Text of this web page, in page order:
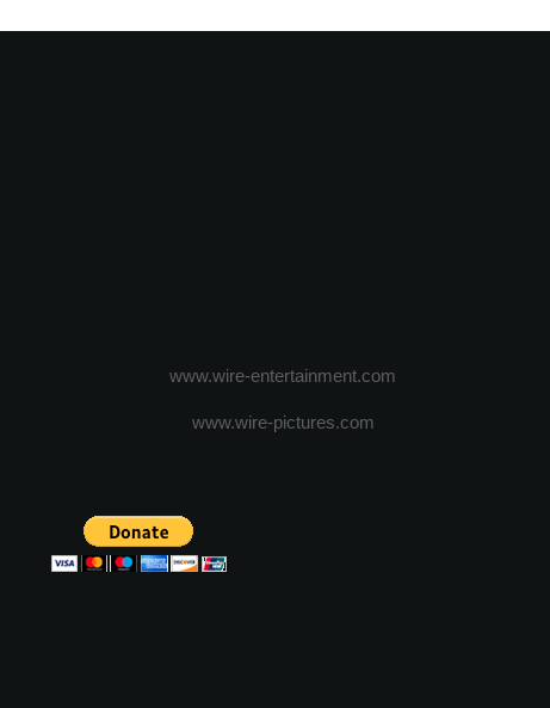
www.wire-entertainment.com
www.wire-pictures.com